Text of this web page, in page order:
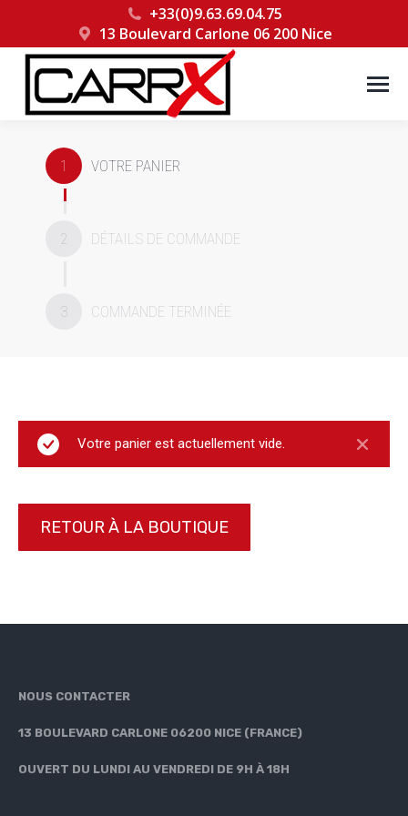
+33(0)9.63.69.04.75
13 Boulevard Carlone 06 200 Nice
VOTRE PANIER
1
DÉTAILS DE COMMANDE
2
COMMANDE TERMINÉE
3
Votre panier est actuellement vide.
RETOUR À LA BOUTIQUE
NOUS CONTACTER
13 BOULEVARD CARLONE 06200 NICE (FRANCE)
OUVERT DU LUNDI AU VENDREDI DE 9H À 18H